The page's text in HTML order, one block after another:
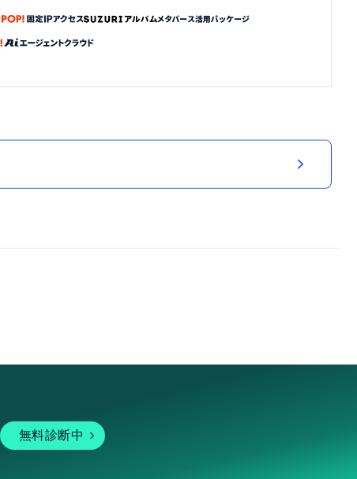
無料診断中